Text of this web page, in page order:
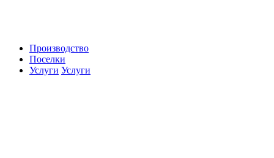
Производство
Поселки
Услуги Услуги